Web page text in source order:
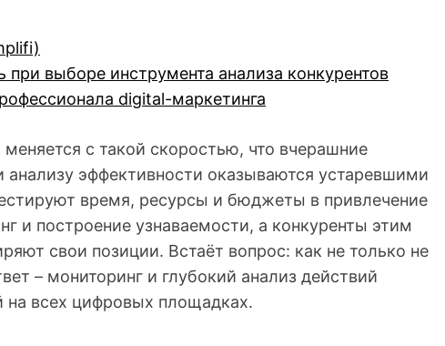
при выборе инструмента анализа конкурентов
digital-маркетинга
с такой скоростью, что вчерашние
эффективности оказываются устаревшими
время, ресурсы и бюджеты в привлечение
и построение узнаваемости, а конкуренты этим
свои позиции. Встаёт вопрос: как не только не
– мониторинг и глубокий анализ действий
всех цифровых площадках.